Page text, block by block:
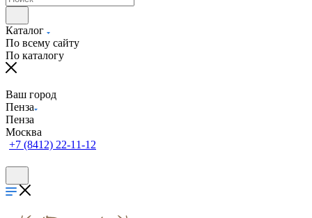
Каталог
По всему сайту
По каталогу
Ваш город
Пенза
Пенза
Москва
+7 (8412) 22-11-12